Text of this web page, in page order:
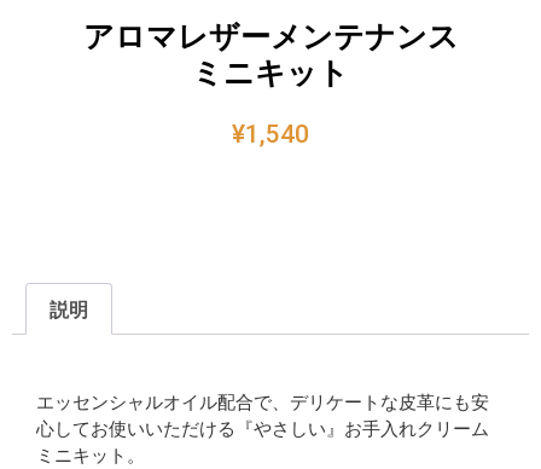
アロマレザーメンテナンス
ミニキット
¥1,540
説明
エッセンシャルオイル配合で、デリケートな皮革にも安
心してお使いいただける『やさしい』お手入れクリーム
ミニキット。